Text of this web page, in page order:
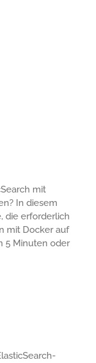
mit
In diesem
die erforderlich
mit Docker auf
5 Minuten oder